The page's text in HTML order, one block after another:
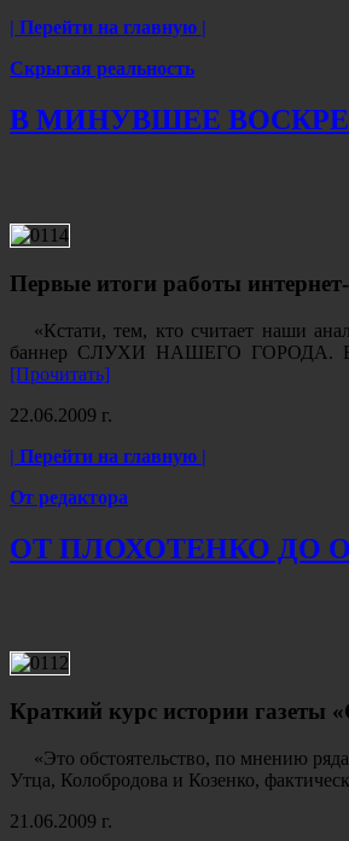
| Перейти на главную |
Скрытая реальность
В МИНУВШЕЕ
Первые итоги работы
«Кстати, тем, кто считает наши
баннер СЛУХИ НАШЕГО ГОРОДА.
[Прочитать]
22.06.2009 г.
| Перейти на главную |
От редактора
ОТ ПЛОХОТЕНКО ДО
Краткий курс истории газеты
«Это обстоятельство, по мнению
Утца, Колобродова и Козенко,
21.06.2009 г.